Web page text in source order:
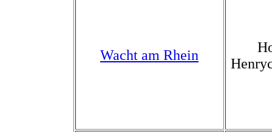
Wacht am Rhein